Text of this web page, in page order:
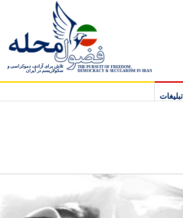
THE PURSUIT OF FREEDOM,
DEMOCRACY & SECULARISM IN IRAN
تلاش برای آزادی، دموکراسی و
سکولاریسم در ایران
تبلیغات